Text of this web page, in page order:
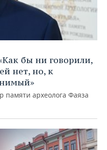
бы ни говорили,
нет, но, к
памяти археолога Фаяза